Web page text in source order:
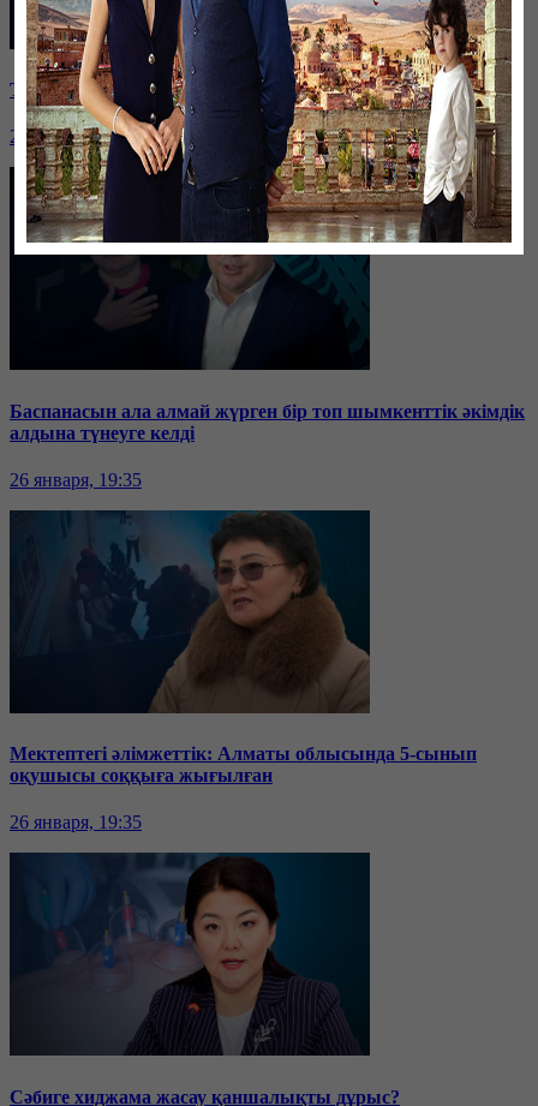
Таразда ТЭЦ қызметкерлері жалақы көтеруді талап етті
26 января, 19:36
Баспанасын ала алмай жүрген бір топ шымкенттік әкімдік
алдына түнеуге келді
26 января, 19:35
Мектептегі әлімжеттік: Алматы облысында 5-сынып
оқушысы соққыға жығылған
26 января, 19:35
Сәбиге хиджама жасау қаншалықты дұрыс?